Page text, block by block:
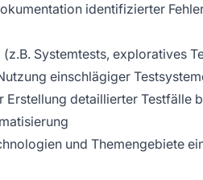
identifizierter
Systemtests, exploratives
einschlägiger
detaillierter Testfälle
und Themengebiete